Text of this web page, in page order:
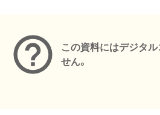
この資料にはデジタ
せん。